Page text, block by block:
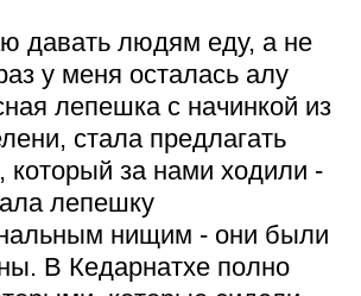
давать людям еду, а не
у меня осталась алу
лепешка с начинкой из
стала предлагать
который за нами ходили -
лепешку
нищим - они были
В Кедарнатхе полно